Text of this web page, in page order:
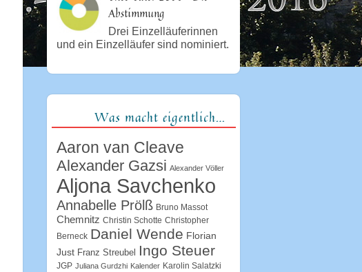
Abstimmung
Drei Einzelläuferinnen
und ein Einzelläufer sind nominiert.
Was macht eigentlich…
Aaron van Cleave
Alexander Gazsi Alexander Völler
Aljona Savchenko
Annabelle Prölß Bruno Massot
Chemnitz Christin Schotte Christopher
Berneck Daniel Wende Florian
Just Franz Streubel Ingo Steuer
JGP Juliana Gurdzhi Kalender Karolin Salatzki